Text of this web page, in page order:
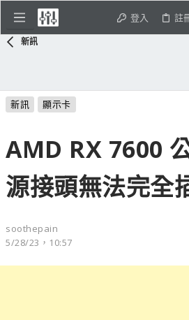
登入 註
新訊
新訊 顯示卡
AMD RX 7600
源接頭無法完全
soothepain
5/28/23，10:57